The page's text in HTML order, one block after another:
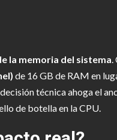
la memoria del sistema.
de 16 GB de RAM en
técnica ahoga el
de botella en la CPU.